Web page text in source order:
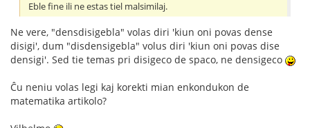
Eble fine ili ne estas tiel malsimilaj.
Ne vere, "densdisigebla" volas diri 'kiun oni povas dense
disigi', dum "disdensigebla" volus diri 'kiun oni povas dise
densigi'. Sed tie temas pri disigeco de spaco, ne densigeco
Ĉu neniu volas legi kaj korekti mian enkondukon de
matematika artikolo?